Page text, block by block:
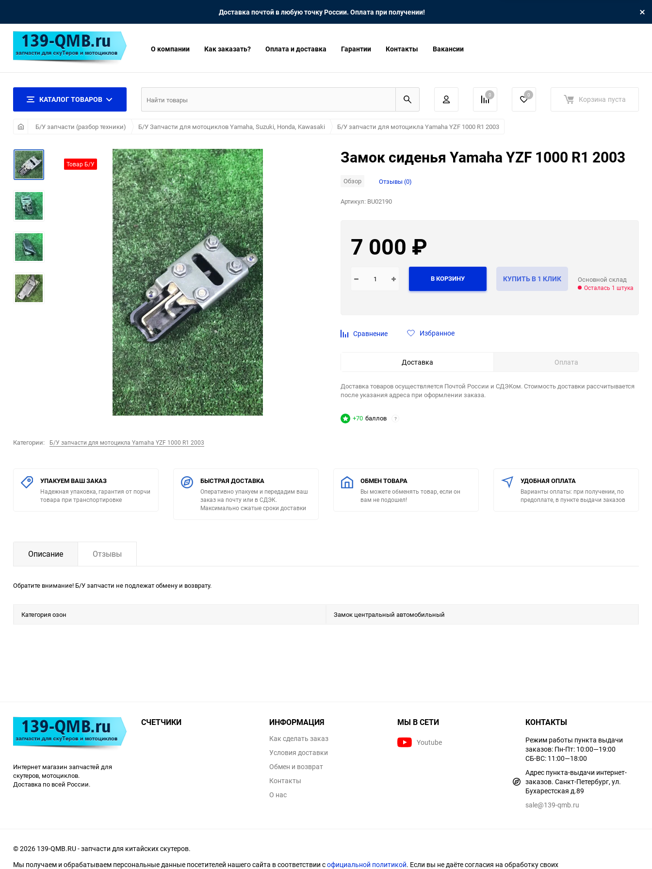
Доставка почтой в любую точку России. Оплата при получении!
О компании Как заказать? Оплата и доставка Гарантии Контакты Вакансии
КАТАЛОГ ТОВАРОВ 0 0 Корзина пуста
Б/У запчасти (разбор техники) Б/У Запчасти для мотоциклов Yamaha, Suzuki, Honda, Kawasaki Б/У запчасти для мотоцикла Yamaha YZF 1000 R1 2003
Товар Б/У
Категории: Б/У запчасти для мотоцикла Yamaha YZF 1000 R1 2003
Замок сиденья Yamaha YZF 1000 R1 2003
Обзор Отзывы (0)
Артикул: BU02190
7 000 ₽
В КОРЗИНУ КУПИТЬ В 1 КЛИК Основной склад
Осталась 1 штука
Сравнение Избранное
Доставка Оплата
Доставка товаров осуществляется Почтой России и СДЭКом. Стоимость доставки рассчитывается
после указания адреса при оформлении заказа.
+70 баллов ?
УПАКУЕМ ВАШ ЗАКАЗ
Надежная упаковка, гарантия от порчи
товара при транспортировке
БЫСТРАЯ ДОСТАВКА
Оперативно упакуем и передадим ваш
заказ на почту или в СДЭК.
Максимально сжатые сроки доставки
ОБМЕН ТОВАРА
Вы можете обменять товар, если он
вам не подошел!
УДОБНАЯ ОПЛАТА
Варианты оплаты: при получении, по
предоплате, в пункте выдачи заказов
Описание Отзывы
Обратите внимание! Б/У запчасти не подлежат обмену и возврату.
Категория озон Замок центральный автомобильный
Интернет магазин запчастей для
скутеров, мотоциклов.
Доставка по всей России.
СЧЕТЧИКИ ИНФОРМАЦИЯ
Как сделать заказ
Условия доставки
Обмен и возврат
Контакты
О нас
МЫ В СЕТИ
Youtube
КОНТАКТЫ
Режим работы пункта выдачи
заказов: Пн-Пт: 10:00—19:00
СБ-ВС: 11:00—18:00
Адрес пункта-выдачи интернет-
заказов. Санкт-Петербург, ул.
Бухарестская д.89
sale@139-qmb.ru
© 2026 139-QMB.RU - запчасти для китайских скутеров.
Мы получаем и обрабатываем персональные данные посетителей нашего сайта в соответствии софициальной политикой. Если вы не даёте согласия на обработку своих